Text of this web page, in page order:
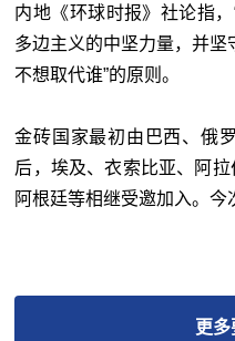
内地《环球时报》社论指
多边主义的中坚力量，并坚
不想取代谁”的原则。
金砖国家最初由巴西、俄
后，埃及、衣索比亚、阿拉
阿根廷等相继受邀加入。今
更多